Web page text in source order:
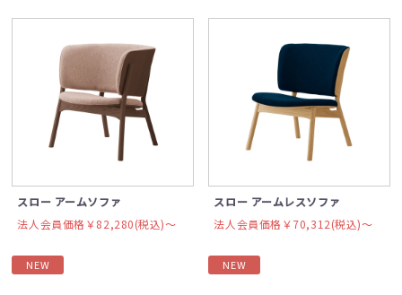
スロー アームソファ
法人会員価格￥82,280(税込)〜
NEW
スロー アームレスソファ
法人会員価格￥70,312(税込)〜
NEW